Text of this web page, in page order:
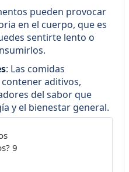
pueden provocar
en el cuerpo, que es
sentirte lento o
: Las comidas
aditivos,
del sabor que
y el bienestar general.
9